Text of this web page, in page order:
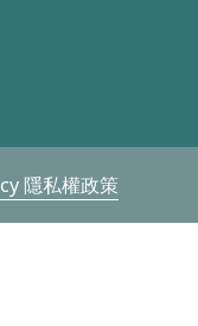
隱私權政策